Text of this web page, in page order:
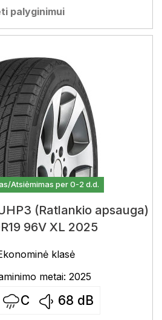
palyginimui
Atsiėmimas per 0-2 d.d.
(Ratlankio apsauga)
96V XL 2025
klasė
metai: 2025
C 68 dB